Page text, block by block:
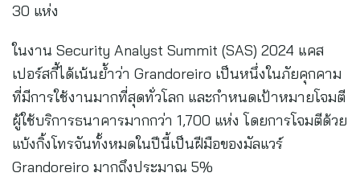
30 แห่ง
ในงาน Security Analyst Summit (SAS) 2024 แคส
เปอร์สกี้ได้เน้นย้ำว่า Grandoreiro เป็นหนึ่งในภัยคุกคาม
ที่มีการใช้งานมากที่สุดทั่วโลก และกำหนดเป้าหมายโจมตี
ผู้ใช้บริการธนาคารมากกว่า 1,700 แห่ง โดยการโจมตีด้วย
แบ้งกิ้งโทรจันทั้งหมดในปีนี้เป็นฝีมือของมัลแวร์
Grandoreiro มากถึงประมาณ 5%